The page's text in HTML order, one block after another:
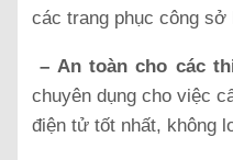
các trang phục công sở
– An toàn cho các
chuyên dụng cho việc
điện tử tốt nhất, không